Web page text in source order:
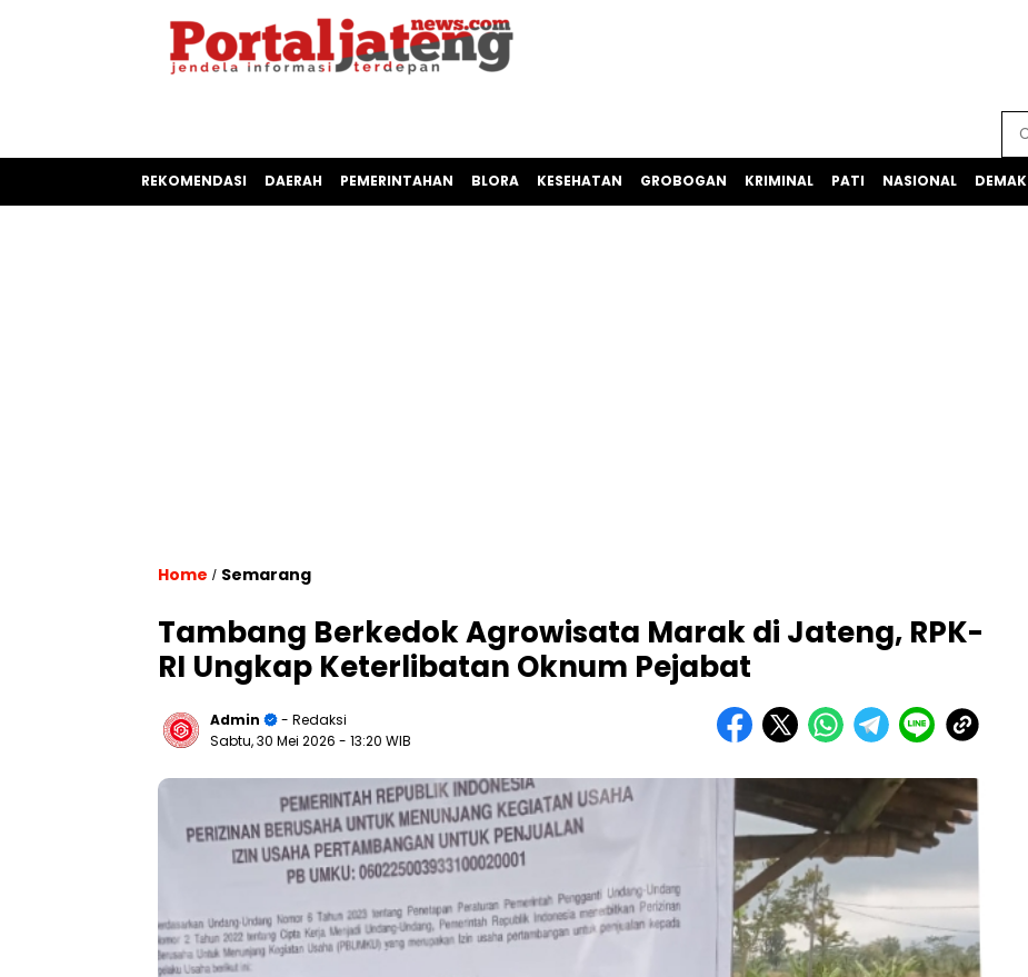
REKOMENDASI DAERAH PEMERINTAHAN BLORA KESEHATAN GROBOGAN KRIMINAL PATI NASIONAL DEMAK
Home / Semarang
Tambang Berkedok Agrowisata Marak di Jateng, RPK-
RI Ungkap Keterlibatan Oknum Pejabat
Admin
- Redaksi
Sabtu, 30 Mei 2026 - 13:20 WIB